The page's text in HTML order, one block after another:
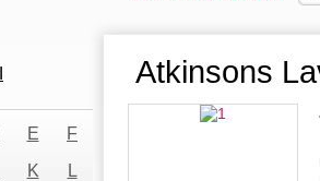
Atkinsons
E
F
K
L